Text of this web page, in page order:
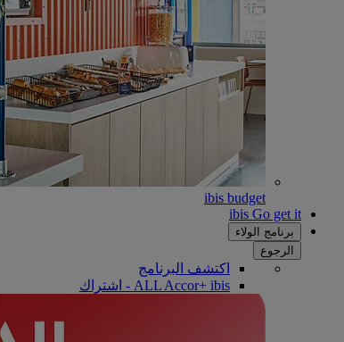
ibis budget
ibis Go get it
برنامج الولاء
الرجوع
اكتشف البرنامج
ALL Accor+ ibis - اشتراك